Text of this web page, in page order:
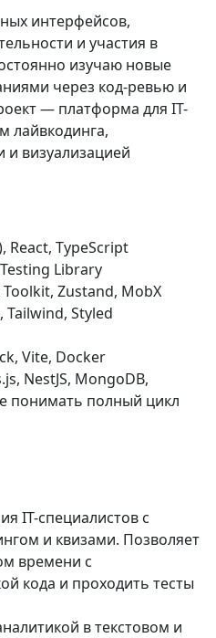
интерфейсов,
и участия в
изучаю новые
через код-ревью и
— платформа для IT-
лайвкодинга,
и визуализацией
React, TypeScript
Library
Zustand, MobX
Tailwind, Styled
Vite, Docker
NestJS, MongoDB,
понимать полный цикл
IT-специалистов с
и квизами. Позволяет
времени с
кода и проходить тесты
в текстовом и